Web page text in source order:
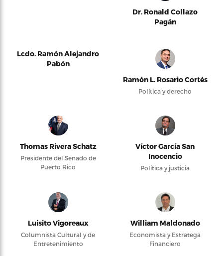
Dr. Ronald Collazo
Pagán
Lcdo. Ramón Alejandro
Pabón
Ramón L. Rosario Cortés
Política y derecho
Thomas Rivera Schatz
Presidente del Senado de
Puerto Rico
Víctor García San
Inocencio
Política y justicia
Luisito Vigoreaux
Columnista Cultural y de
Entretenimiento
William Maldonado
Economista y Estratega
Financiero